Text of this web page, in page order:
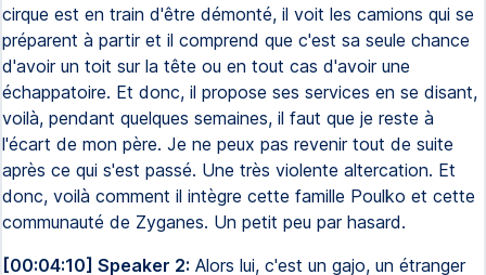
cirque est en train d'être démonté, il voit les camions qui se
préparent à partir et il comprend que c'est sa seule chance
d'avoir un toit sur la tête ou en tout cas d'avoir une
échappatoire. Et donc, il propose ses services en se disant,
voilà, pendant quelques semaines, il faut que je reste à
l'écart de mon père. Je ne peux pas revenir tout de suite
après ce qui s'est passé. Une très violente altercation. Et
donc, voilà comment il intègre cette famille Poulko et cette
communauté de Zyganes. Un petit peu par hasard.
[00:04:10] Speaker 2: Alors lui, c'est un gajo, un étranger